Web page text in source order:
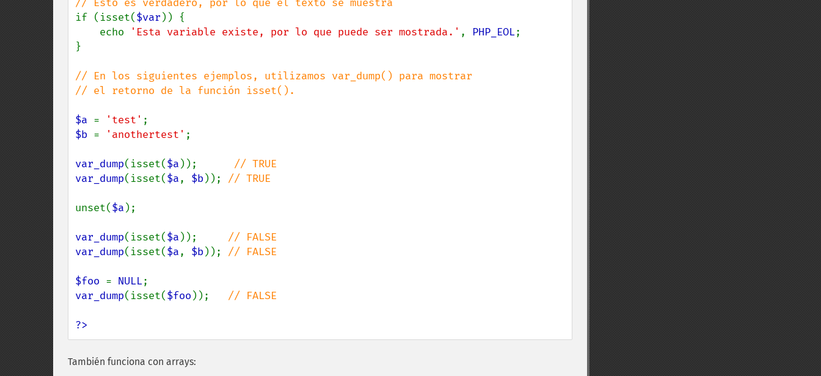
if (isset($var )) {
    echo
'Esta variable existe, por lo que puede ser mostrada.' , PHP_EOL;
}
// En los siguientes ejemplos, utilizamos var_dump() para mostrar
// el retorno de la función isset().
$a = 'test'
$b = 'anothertest' ;
var_dump(isset($a ));
var_dump(isset($a, $b)); // TRUE
unset($a );
var_dump(isset($a ));
var_dump(isset($a, $b)); // FALSE
$foo = NULL
var_dump(isset($foo )); // FALSE
?>
También funciona con arrays: